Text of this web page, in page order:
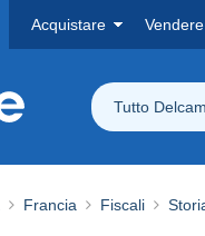
Acquistare Vendere
Tutto
Francia Fiscali